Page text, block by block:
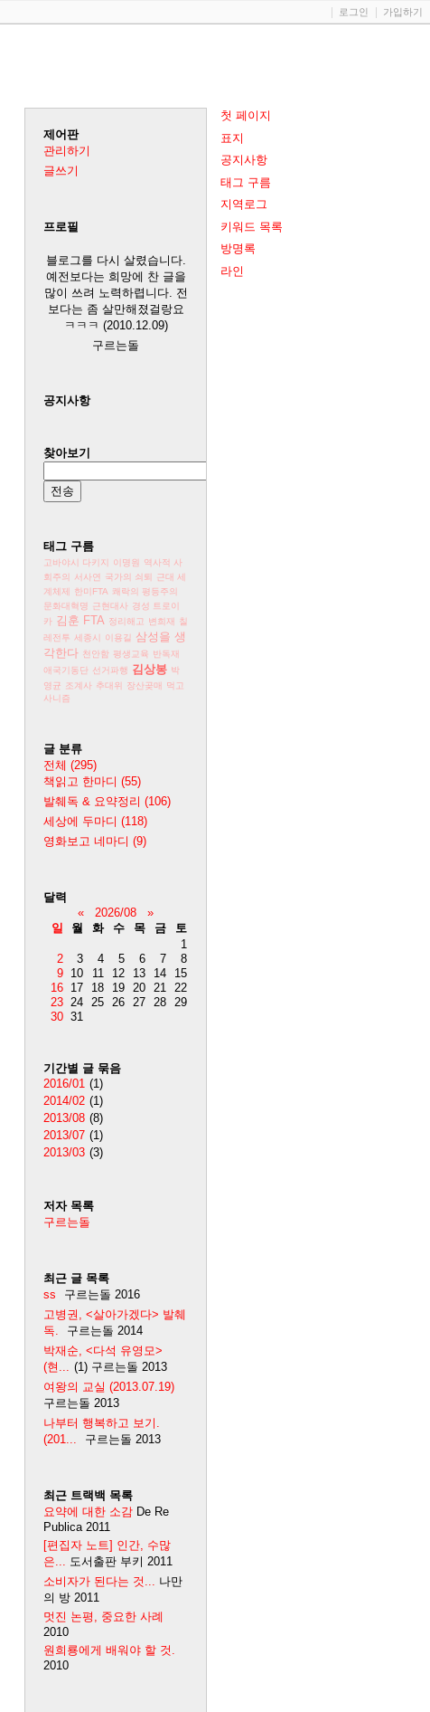
첫 페이지
표지
공지사항
태그 구름
지역로그
키워드 목록
방명록
라인
제어판
관리하기
글쓰기
프로필
블로그를 다시 살렸습니다.
예전보다는 희망에 찬 글을
많이 쓰려 노력하렵니다. 전
보다는 좀 살만해졌걸랑요
ㅋㅋㅋ (2010.12.09)
구르는돌
공지사항
찾아보기
태그 구름
고바야시 다키지 이명원
역사적 사
회주의
서사연 국가의 쇠퇴
근대 세
계체제
한미FTA 쾌락의 평등주의
문화대혁명
근현대사 경성 트로이
카 김훈 FTA 정리해고 변희재
칠
레전투 세종시 이용길
삼성을 생
각한다 천안함 평생교육
반독재
애국기동단 선거파행 김상봉 박
영균 조계사 추대위 장산곶매
먹고
사니즘
글 분류
전체 (295)
책읽고 한마디 (55)
발췌독 & 요약정리 (106)
세상에 두마디 (118)
영화보고 네마디 (9)
달력
«
2026/08
»
일
월 화 수 목 금
토
1
2
3 4 5 6 7
8
9 10 11 12 13 14
15
16 17 18 19 20 21 22
23 24 25 26 27 28 29
30 31
기간별 글 묶음
2016/01 (1)
2014/02 (1)
2013/08 (8)
2013/07 (1)
2013/03 (3)
저자 목록
구르는돌
최근 글 목록
ss
구르는돌 2016
고병권, <살아가겠다> 발췌
독.
구르는돌 2014
박재순, <다석 유영모>
(현... (1) 구르는돌 2013
여왕의 교실 (2013.07.19)
구르는돌 2013
나부터 행복하고 보기.
(201...
구르는돌 2013
최근 트랙백 목록
요약에 대한 소감 De Re
Publica 2011
[편집자 노트] 인간, 수많
은...
도서출판 부키 2011
소비자가 된다는 것...
나만
의 방 2011
멋진 논평, 중요한 사례
2010
원희룡에게 배워야 할 것.
2010
로그인 가입하기